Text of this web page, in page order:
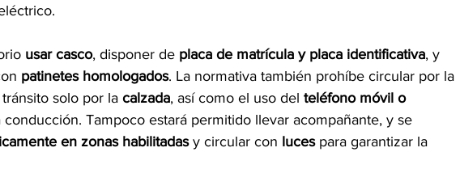
usar casco, disponer de placa de matrícula y placa identificativa, y
patinetes homologados. La normativa también prohíbe circular por la
solo por la calzada, así como el uso del teléfono móvil o
Tampoco estará permitido llevar acompañante, y se
en zonas habilitadas y circular con luces para garantizar la